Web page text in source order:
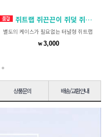
쥐트랩 쥐끈끈이 쥐덫 쥐퇴치 쥐퇴치법 하우스트랩(2매입)
별도의 케이스가 필요없는 터널형 쥐트랩
₩ 3,000
상품문의 배송/교환안내